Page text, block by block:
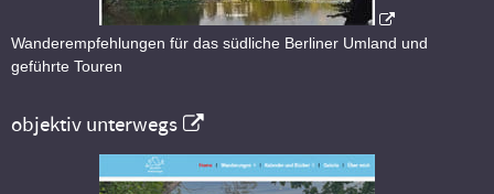
Wanderempfehlungen für das südliche Berliner Umland und
geführte Touren
objektiv unterwegs